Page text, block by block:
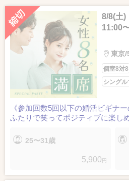
8/8(土)
11:00
東京/
個室8対8
シング
《参加回数5回以下の婚活ビギナー
ふたりで笑ってポジティブに楽し
25〜31歳
5,900 円